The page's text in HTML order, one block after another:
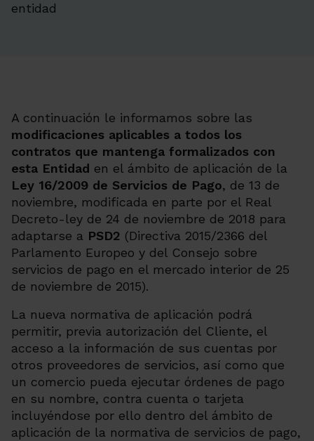
entidad
A continuación le informamos sobre las
modificaciones aplicables a todos los
contratos que mantenga formalizados con
esta Entidad en el ámbito de aplicación de la
Ley 16/2009 de Servicios de Pago, de 13 de
noviembre, modificada en parte por el Real
Decreto-ley de 24 de noviembre de 2018 para
adaptarse a PSD2 (Directiva 2015/2366 del
Parlamento Europeo y del Consejo sobre
servicios de pago en el mercado interior de 25
de noviembre de 2015).
La nueva normativa de aplicación podrá
permitir, previa autorización del Cliente, el
acceso a la información de sus cuentas por
otros proveedores de servicios, así como que
un comercio pueda ejecutar órdenes de pago
en su nombre, contra cuenta o tarjeta
incluyéndose por ello dentro del ámbito de
aplicación de la normativa de servicios de pago,